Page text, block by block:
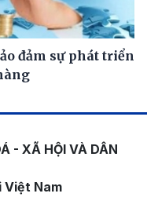
đảm sự phát triển
- XÃ HỘI VÀ DÂN
Việt Nam